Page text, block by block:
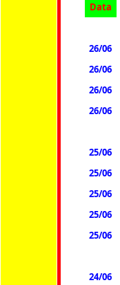
Data
26/06
26/06
26/06
26/06
25/06
25/06
25/06
25/06
25/06
24/06